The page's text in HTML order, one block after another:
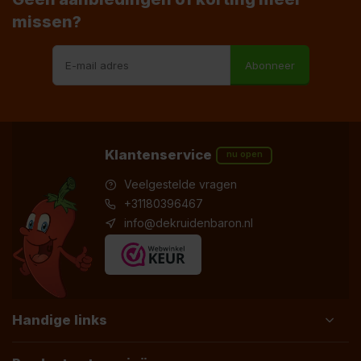
missen?
Abonneer
Klantenservice nu open
Veelgestelde vragen
+31180396467
info@dekruidenbaron.nl
Handige links